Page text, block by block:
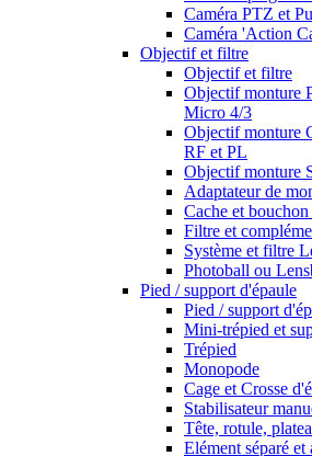
Caméra PTZ et
Caméra 'Action
Objectif et filtre
Objectif et filtre
Objectif monture
Micro 4/3
Objectif monture
RF et PL
Objectif monture
Adaptateur de
Cache et
Filtre et
Système et filtre
Photoball ou
Pied / support d'épaule
Pied / support
Mini-trépied et
Trépied
Monopode
Cage et Crosse
Stabilisateur
Tête, rotule,
Elément séparé et